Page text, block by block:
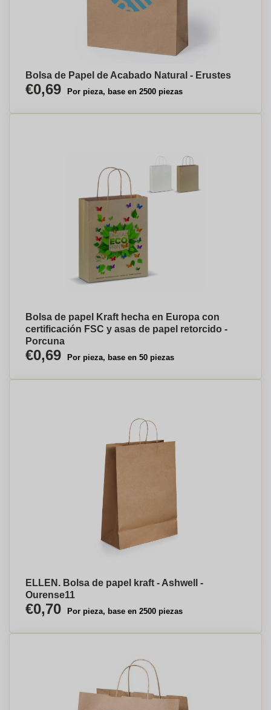
Bolsa de Papel de Acabado Natural - Erustes
€0,69 Por pieza, base en 2500 piezas
Bolsa de papel Kraft hecha en Europa con
certificación FSC y asas de papel retorcido -
Porcuna
€0,69 Por pieza, base en 50 piezas
ELLEN. Bolsa de papel kraft - Ashwell -
Ourense⁠11
€0,70 Por pieza, base en 2500 piezas